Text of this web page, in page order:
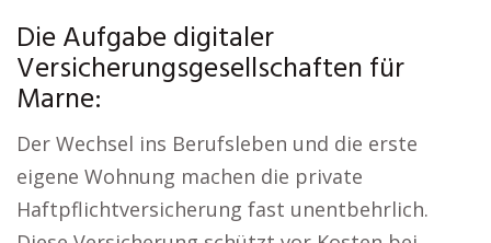
Die Aufgabe digitaler
Versicherungsgesellschaften für
Marne:
Der Wechsel ins Berufsleben und die erste
eigene Wohnung machen die private
Haftpflichtversicherung fast unentbehrlich.